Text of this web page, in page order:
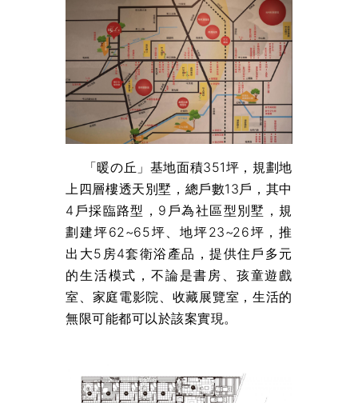
「暖の丘」基地面積351坪，規劃地
上四層樓透天別墅，總戶數13戶，其中
4戶採臨路型，9戶為社區型別墅，規
劃建坪62~65坪、地坪23~26坪，推
出大5房4套衛浴產品，提供住戶多元
的生活模式，不論是書房、孩童遊戲
室、家庭電影院、收藏展覽室，生活的
無限可能都可以於該案實現。